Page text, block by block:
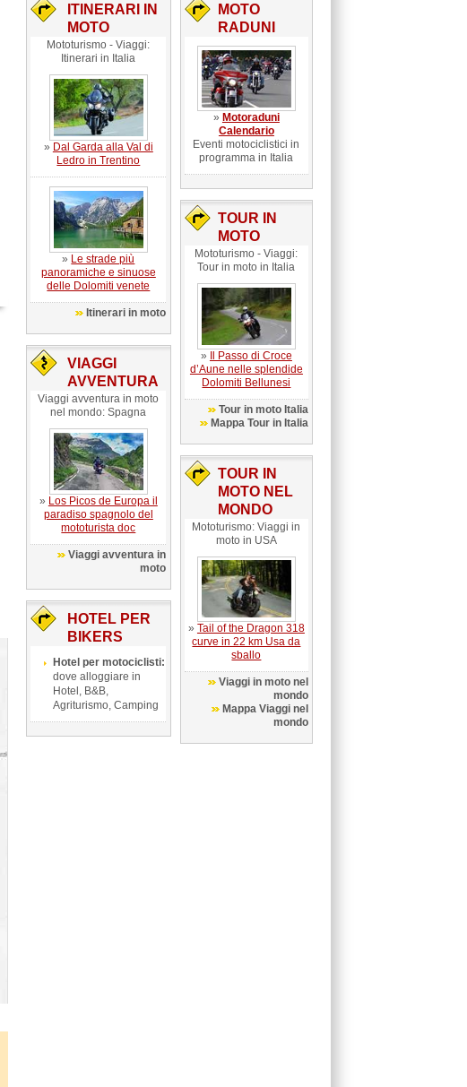
ITINERARI IN
MOTO
Mototurismo - Viaggi:
Itinerari in Italia
» Dal Garda alla Val di
Ledro in Trentino
» Le strade più
panoramiche e sinuose
delle Dolomiti venete
Itinerari in moto
VIAGGI
AVVENTURA
Viaggi avventura in moto
nel mondo: Spagna
» Los Picos de Europa il
paradiso spagnolo del
mototurista doc
Viaggi avventura in
moto
HOTEL PER
BIKERS
Hotel per motociclisti:
dove alloggiare in
Hotel, B&B,
Agriturismo, Camping
MOTO
RADUNI
» Motoraduni
Calendario
Eventi motociclistici in
programma in Italia
TOUR IN
MOTO
Mototurismo - Viaggi:
Tour in moto in Italia
» Il Passo di Croce
d’Aune nelle splendide
Dolomiti Bellunesi
Tour in moto Italia
Mappa Tour in Italia
TOUR IN
MOTO NEL
MONDO
Mototurismo: Viaggi in
moto in USA
» Tail of the Dragon 318
curve in 22 km Usa da
sballo
Viaggi in moto nel
mondo
Mappa Viaggi nel
mondo